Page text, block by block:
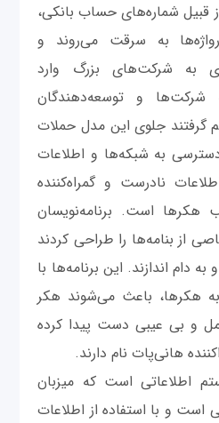
قبیل شماره‌های حساب بانکی،
به سرقت می‌روند و
به شرکت‌های بزرگ وارد
شرکت‌ها و توسعه‌دهندگان
گرفتند جلوی این مدل حملات
دسترسی به شبکه‌ها و اطلاعات
نادرست و گمراه‌کننده
هکرها است. برنامه‌نویسان
از بنامه‌ها را طراحی کردند
به دام اندازند. این برنامه‌ها با
هکرها، باعث می‌شوند هکر
و بی عیبی دست پیدا کرده
هانی‌پات نام دارند.
اطلاعاتی است که میزبان
است و با استفاده از اطلاعات